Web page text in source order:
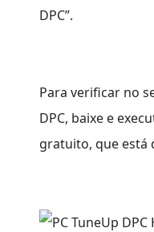
DPC”.
Para verificar no
DPC, baixe e
gratuito, que está